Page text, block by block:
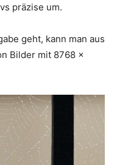
präzise um.
geht, kann man aus
Bilder mit 8768 x